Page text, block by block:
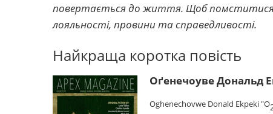
повертається до життя. Щоб
лояльності, провини та справедливості.
Найкраща коротка повість
Оґенечоуве Дональд
Oghenechovwe Donald Ekpeki "O